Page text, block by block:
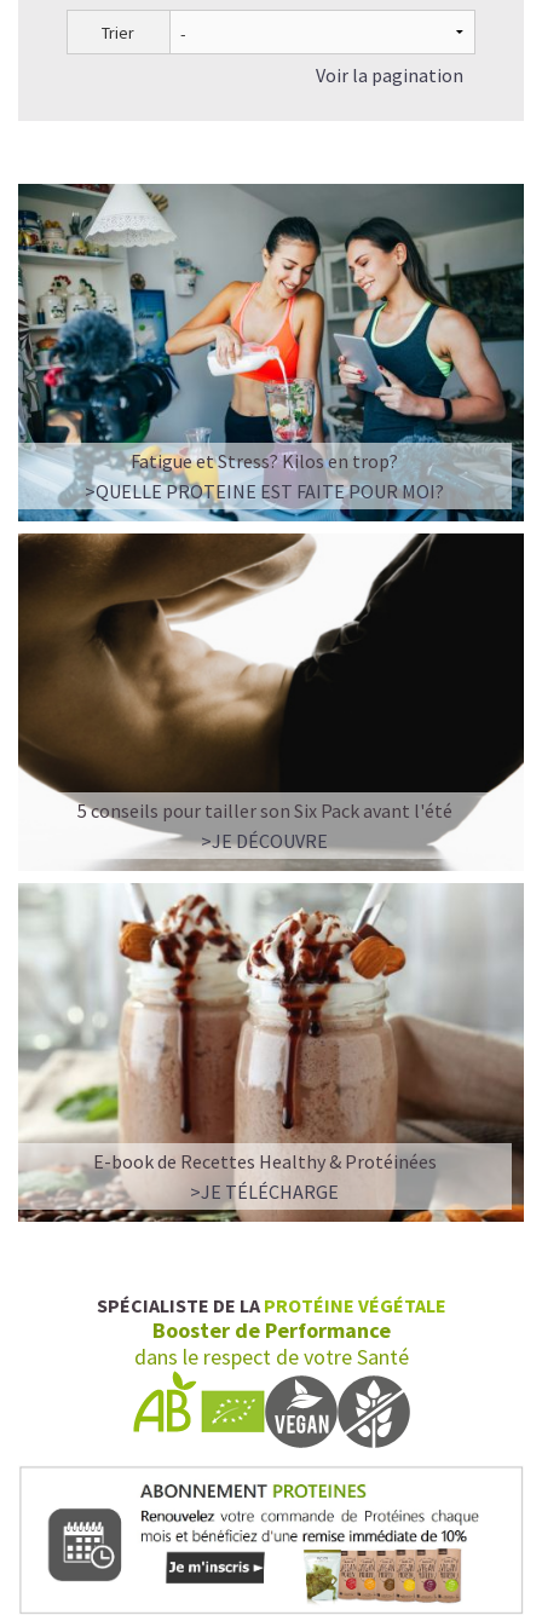
Trier
Voir la pagination
Fatigue et Stress? Kilos en trop?
>QUELLE PROTEINE EST FAITE POUR MOI?
5 conseils pour tailler son Six Pack avant l'été
>JE DÉCOUVRE
E-book de Recettes Healthy & Protéinées
>JE TÉLÉCHARGE
SPÉCIALISTE DE LA PROTÉINE VÉGÉTALE
Booster de Performance
dans le respect de votre Santé